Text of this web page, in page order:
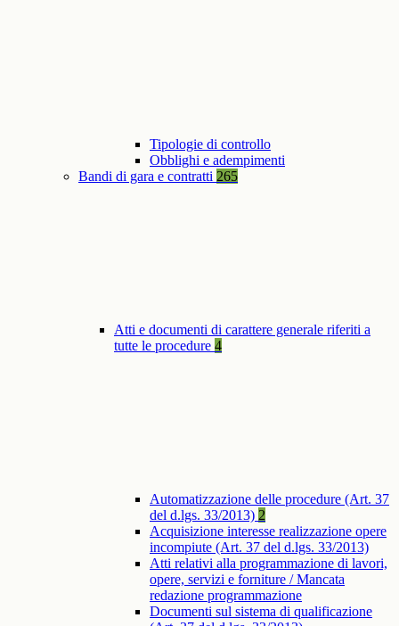
Tipologie di controllo
Obblighi e adempimenti
Bandi di gara e contratti 265
Atti e documenti di carattere generale riferiti a
tutte le procedure 4
Automatizzazione delle procedure (Art. 37
del d.lgs. 33/2013) 2
Acquisizione interesse realizzazione opere
incompiute (Art. 37 del d.lgs. 33/2013)
Atti relativi alla programmazione di lavori,
opere, servizi e forniture / Mancata
redazione programmazione
Documenti sul sistema di qualificazione